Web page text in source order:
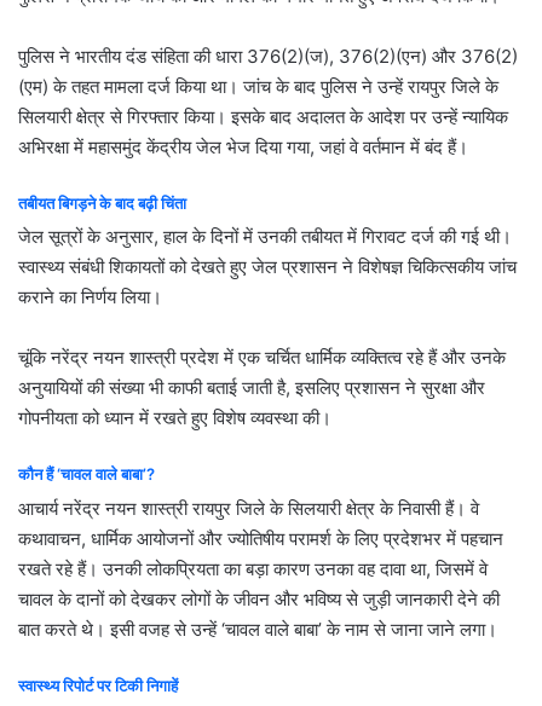
पुलिस ने भारतीय दंड संहिता की धारा 376(2)(ज), 376(2)(एन) और 376(2)
(एम) के तहत मामला दर्ज किया था। जांच के बाद पुलिस ने उन्हें रायपुर जिले के
सिलयारी क्षेत्र से गिरफ्तार किया। इसके बाद अदालत के आदेश पर उन्हें न्यायिक
अभिरक्षा में महासमुंद केंद्रीय जेल भेज दिया गया, जहां वे वर्तमान में बंद हैं।
तबीयत बिगड़ने के बाद बढ़ी चिंता
जेल सूत्रों के अनुसार, हाल के दिनों में उनकी तबीयत में गिरावट दर्ज की गई थी।
स्वास्थ्य संबंधी शिकायतों को देखते हुए जेल प्रशासन ने विशेषज्ञ चिकित्सकीय जांच
कराने का निर्णय लिया।
चूंकि नरेंद्र नयन शास्त्री प्रदेश में एक चर्चित धार्मिक व्यक्तित्व रहे हैं और उनके
अनुयायियों की संख्या भी काफी बताई जाती है, इसलिए प्रशासन ने सुरक्षा और
गोपनीयता को ध्यान में रखते हुए विशेष व्यवस्था की।
कौन हैं ‘चावल वाले बाबा’?
आचार्य नरेंद्र नयन शास्त्री रायपुर जिले के सिलयारी क्षेत्र के निवासी हैं। वे
कथावाचन, धार्मिक आयोजनों और ज्योतिषीय परामर्श के लिए प्रदेशभर में पहचान
रखते रहे हैं। उनकी लोकप्रियता का बड़ा कारण उनका वह दावा था, जिसमें वे
चावल के दानों को देखकर लोगों के जीवन और भविष्य से जुड़ी जानकारी देने की
बात करते थे। इसी वजह से उन्हें ‘चावल वाले बाबा’ के नाम से जाना जाने लगा।
स्वास्थ्य रिपोर्ट पर टिकी निगाहें